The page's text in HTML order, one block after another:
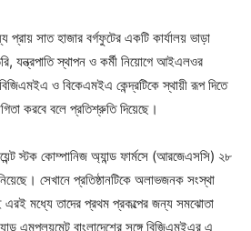
সাত হাজার বর্গফুটের একটি কার্যালয় ভাড়া
যন্ত্রপাতি স্থাপন ও কর্মী নিয়োগে আইএলওর
ও বিকেএমইএ কেন্দ্রটিকে স্থায়ী রূপ দিতে
করবে বলে প্রতিশ্রুতি দিয়েছে।
স্টক কোম্পানিজ অ্যান্ড ফার্মসে (আরজেএসসি) ২৮
সেখানে প্রতিষ্ঠানটিকে অলাভজনক সংস্থা
এরই মধ্যে তাদের প্রথম প্রকল্পের জন্য সমঝোতা
এমপ্লয়মেন্ট বাংলাদেশের সঙ্গে বিজিএমইএর এ